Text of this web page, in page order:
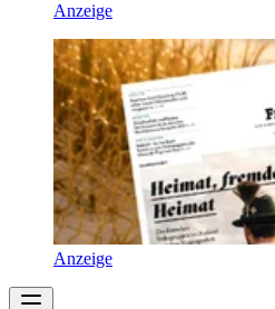
Anzeige
Anzeige